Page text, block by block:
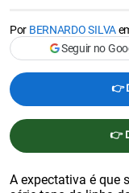
Por BERNARDO SILVA
Seguir no
👉
👉
A expectativa é que